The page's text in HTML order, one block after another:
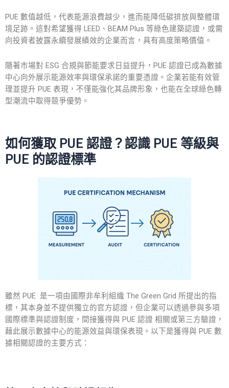
PUE 數值越低，代表能源浪費越少，進而能降低碳排放與整體環
境足跡。這對希望獲得 LEED、BEAM Plus 等綠色建築認證，或需
向投資者披露永續發展績效的企業而言，具有高度策略價值。
隨著市場對 ESG 合規與節能要求日益提升，PUE 認證已成為數據
中心向外展示能源效率與環保承諾的重要憑證。企業若能有效管
理並提升 PUE 表現，不僅能強化其品牌形象，也能在全球綠色轉
型潮流中取得競爭優勢。
如何獲取 PUE 認證？認識 PUE 等級與
PUE 的認證標準
雖然 PUE 是一項由國際非牟利組織 The Green Grid 所提出的指
標，其本身並不提供獨立的官方認證，但企業可以透過參與多項
國際標準與認證制度，間接獲得與 PUE 認證 相關或第三方驗證，
藉此展示數據中心的能源效益與環保表現。以下是獲得與 PUE 數
據相關認證的主要方式：